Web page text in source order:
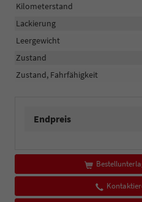
Kilometerstand
Lackierung
Leergewicht
Zustand
Zustand, Fahrfähigkeit
Endpreis